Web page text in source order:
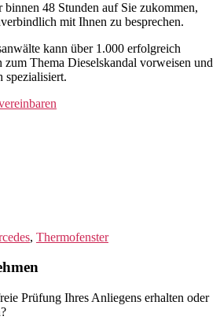
48 Stunden auf Sie zukommen,
mit Ihnen zu besprechen.
kann über 1.000 erfolgreich
zum Thema Dieselskandal vorweisen und
spezialisiert.
, Thermofenster
Prüfung Ihres Anliegens erhalten oder